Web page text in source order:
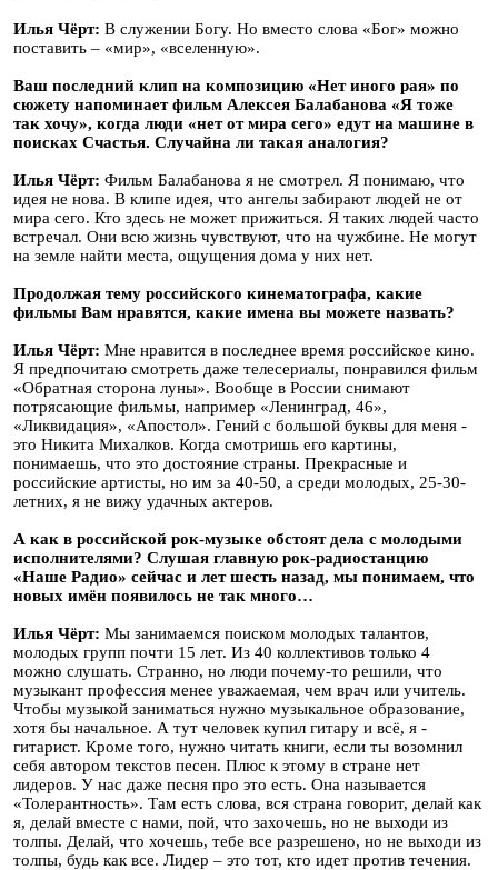
Илья Чёрт: В служении Богу. Но вместо слова «Бог» можно
поставить – «мир», «вселенную».
Ваш последний клип на композицию «Нет иного рая» по
сюжету напоминает фильм Алексея Балабанова «Я тоже
так хочу», когда люди «нет от мира сего» едут на машине в
поисках Счастья. Случайна ли такая аналогия?
Илья Чёрт: Фильм Балабанова я не смотрел. Я понимаю, что
идея не нова. В клипе идея, что ангелы забирают людей не от
мира сего. Кто здесь не может прижиться. Я таких людей часто
встречал. Они всю жизнь чувствуют, что на чужбине. Не могут
на земле найти места, ощущения дома у них нет.
Продолжая тему российского кинематографа, какие
фильмы Вам нравятся, какие имена вы можете назвать?
Илья Чёрт: Мне нравится в последнее время российское кино.
Я предпочитаю смотреть даже телесериалы, понравился фильм
«Обратная сторона луны». Вообще в России снимают
потрясающие фильмы, например «Ленинград, 46»,
«Ликвидация», «Апостол». Гений с большой буквы для меня -
это Никита Михалков. Когда смотришь его картины,
понимаешь, что это достояние страны. Прекрасные и
российские артисты, но им за 40-50, а среди молодых, 25-30-
летних, я не вижу удачных актеров.
А как в российской рок-музыке обстоят дела с молодыми
исполнителями? Слушая главную рок-радиостанцию
«Наше Радио» сейчас и лет шесть назад, мы понимаем, что
новых имён появилось не так много…
Илья Чёрт: Мы занимаемся поиском молодых талантов,
молодых групп почти 15 лет. Из 40 коллективов только 4
можно слушать. Странно, но люди почему-то решили, что
музыкант профессия менее уважаемая, чем врач или учитель.
Чтобы музыкой заниматься нужно музыкальное образование,
хотя бы начальное. А тут человек купил гитару и всё, я -
гитарист. Кроме того, нужно читать книги, если ты возомнил
себя автором текстов песен. Плюс к этому в стране нет
лидеров. У нас даже песня про это есть. Она называется
«Толерантность». Там есть слова, вся страна говорит, делай как
я, делай вместе с нами, пой, что захочешь, но не выходи из
толпы. Делай, что хочешь, тебе все разрешено, но не выходи из
толпы, будь как все. Лидер – это тот, кто идет против течения.